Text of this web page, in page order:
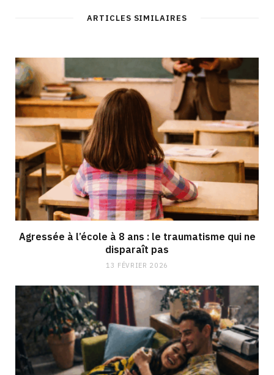
ARTICLES SIMILAIRES
Agressée à l’école à 8 ans : le traumatisme qui ne
disparaît pas
13 FÉVRIER 2026